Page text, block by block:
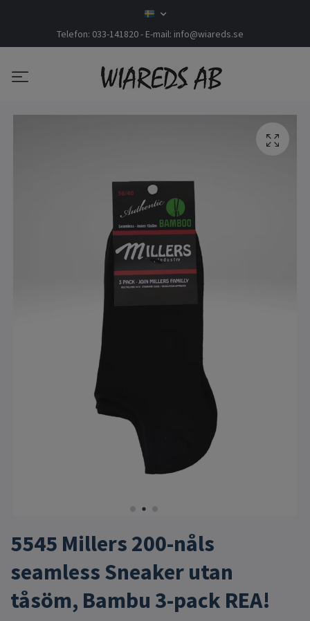
Telefon: 033-141820 - E-mail: info@wiareds.se
5545 Millers 200-nåls
seamless Sneaker utan
tåsöm, Bambu 3-pack REA!